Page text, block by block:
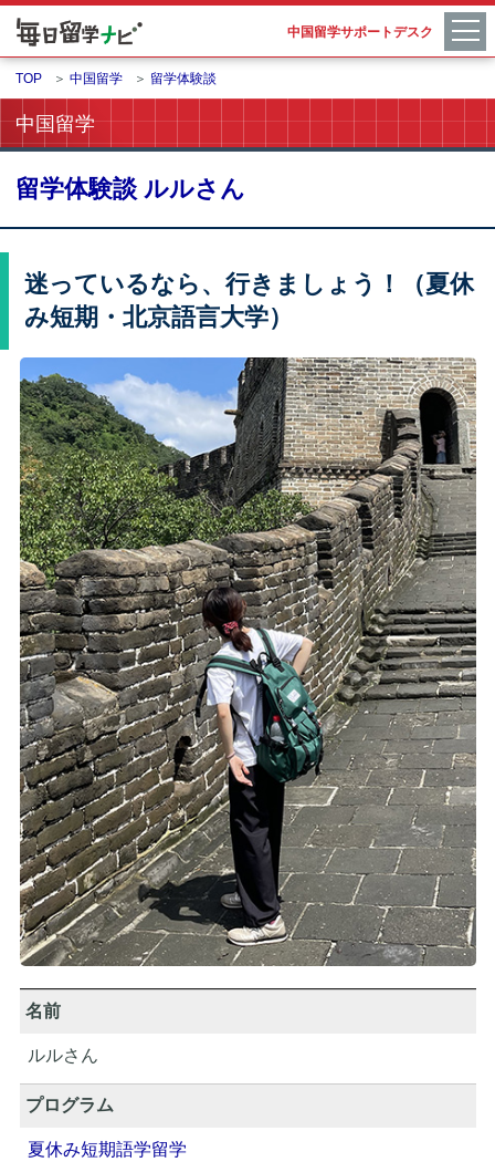
中国留学サポートデスク
TOP ＞ 中国留学 ＞ 留学体験談
中国留学
留学体験談 ルルさん
迷っているなら、行きましょう！（夏休
み短期・北京語言大学）
名前
ルルさん
プログラム
夏休み短期語学留学